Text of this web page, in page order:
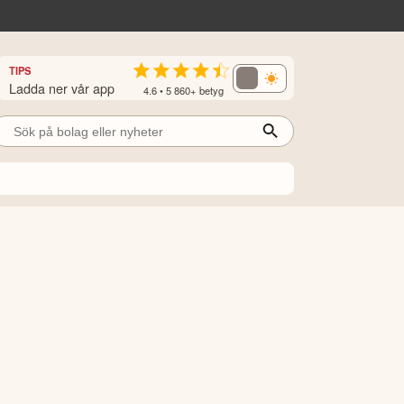
TIPS
Ladda ner vår app 4.6 • 5 860+ betyg